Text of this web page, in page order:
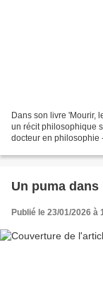
Dans son livre 'Mourir,
un récit philosophique
docteur en philosophie
Un puma dans
Publié le 23/01/2026 à